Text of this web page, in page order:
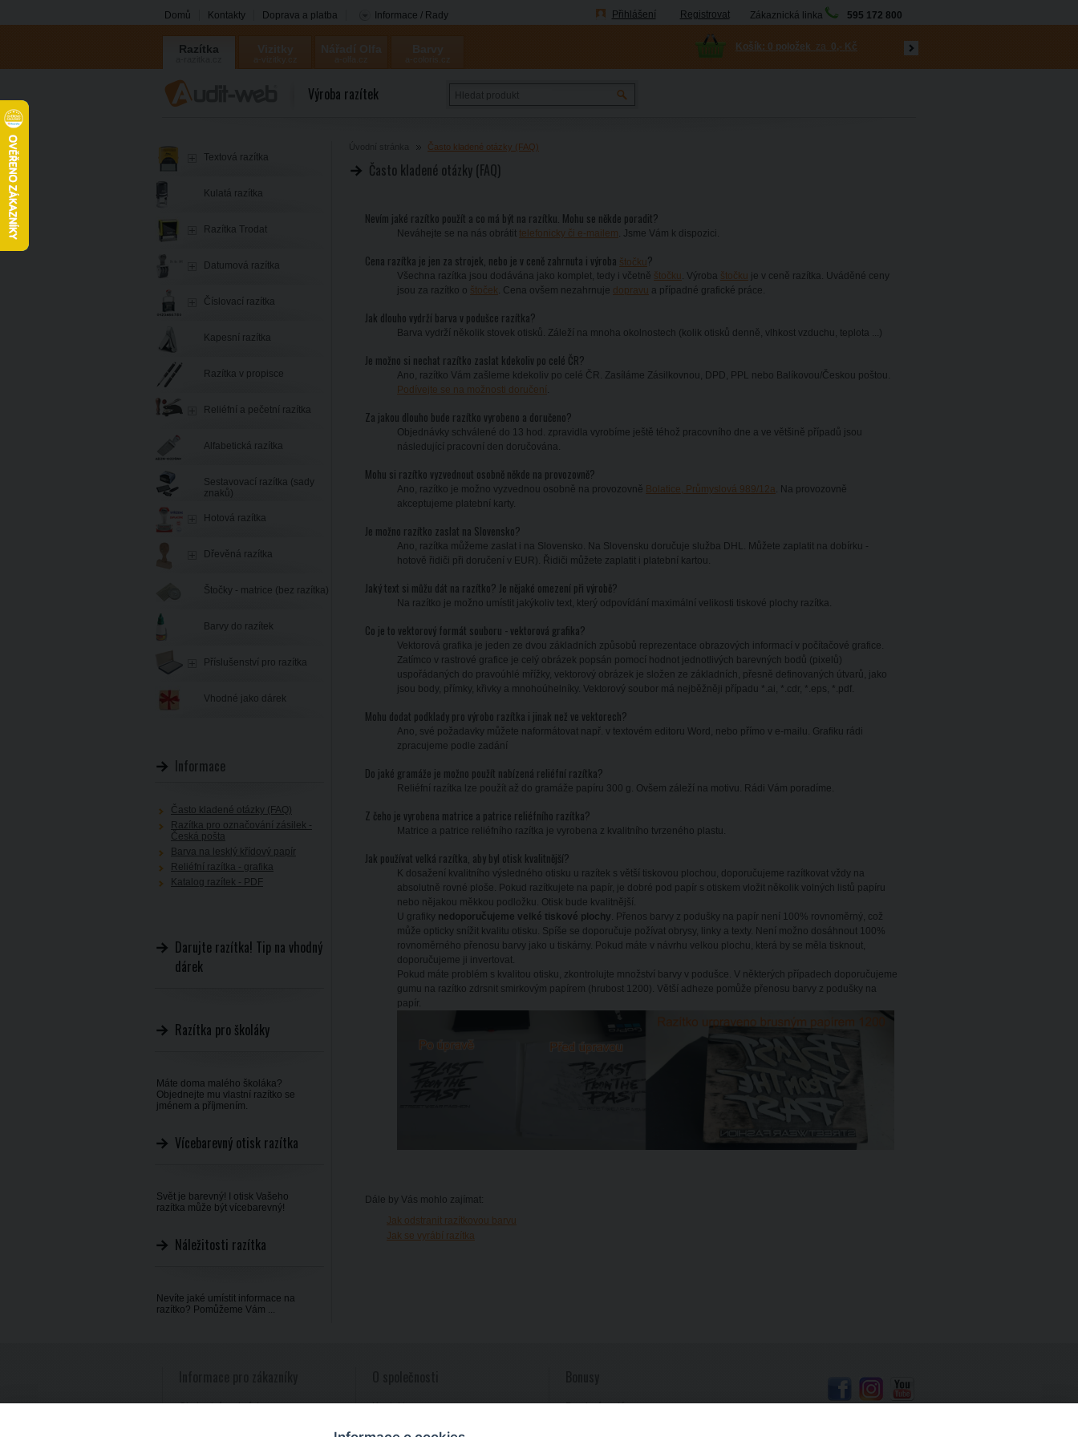
Domů Kontakty Doprava a platba Informace / Rady Přihlášení Registrovat Zákaznická linka 595 172 800
Razítka
Coloris
Košík: 0 položek za 0,- Kč
Výroba razítek
Často kladené otázky (FAQ)
Často kladené otázky (FAQ)
Nevím jaké razítko použít a co má být na razítku. Mohu se někde poradit?
Neváhejte se na nás obrátit telefonicky či e-mailem. Jsme Vám k dispozici.
Cena razítka je jen za strojek, nebo je v ceně zahrnuta i výroba štočku?
Všechna razítka jsou dodávána jako komplet, tedy i včetně štočku. Výroba štočku je v ceně razítka. Uváděné ceny
jsou za razítko o štoček. Cena ovšem nezahrnuje dopravu a případné grafické práce.
Jak dlouho vydrží barva v podušce razítka?
Barva vydrží několik stovek otisků. Záleží na mnoha okolnostech (kolik otisků denně, vlhkost vzduchu, teplota ...)
Je možno si nechat razítko zaslat kdekoliv po celé ČR?
Ano, razítko Vám zašleme kdekoliv po celé ČR. Zasíláme Zásilkovnou, DPD, PPL nebo Balíkovou/Českou poštou.
Podívejte se na možnosti doručení.
Za jakou dlouho bude razítko vyrobeno a doručeno?
Objednávky schválené do 13 hod. zpravidla vyrobíme ještě téhož pracovního dne a ve většině případů jsou
následující pracovní den doručována.
Mohu si razítko vyzvednout osobně někde na provozovně?
Ano, razítko je možno vyzvednou osobně na provozovně Bolatice, Průmyslová 989/12a. Na provozovně
akceptujeme platební karty.
Je možno razítko zaslat na Slovensko?
Ano, razítka můžeme zaslat i na Slovensko. Na Slovensku doručuje služba DHL. Můžete zaplatit na dobírku -
hotově řidiči při doručení v EUR). Řidiči můžete zaplatit i platební kartou.
Jaký text si můžu dát na razítko? Je nějaké omezení při výrobě?
Na razítko je možno umístit jakýkoliv text, který odpovídání maximální velikosti tiskové plochy razítka.
Co je to vektorový formát souboru - vektorová grafika?
Vektorová grafika je jeden ze dvou základních způsobů reprezentace obrazových informací v počítačové grafice.
Zatímco v rastrové grafice je celý obrázek popsán pomocí hodnot jednotlivých barevných bodů (pixelů)
uspořádaných do pravoúhlé mřížky, vektorový obrázek je složen ze základních, přesně definovaných útvarů, jako
jsou body, přímky, křivky a mnohoúhelníky. Vektorový soubor má nejběžněji případu *.ai, *.cdr, *.eps, *.pdf.
Mohu dodat podklady pro výrobo razítka i jinak než ve vektorech?
Ano, své požadavky můžete naformátovat např. v textovém editoru Word, nebo přímo v e-mailu. Grafiku rádi
zpracujeme podle zadání
Do jaké gramáže je možno použít nabízená reliéfní razítka?
Reliéfní razítka lze použít až do gramáže papíru 300 g. Ovšem záleží na motivu. Rádi Vám poradíme.
Z čeho je vyrobena matrice a patrice reliéfního razítka?
Matrice a patrice reliéfního razítka je vyrobena z kvalitního tvrzeného plastu.
Jak používat velká razítka, aby byl otisk kvalitnější?
K dosažení kvalitního výsledného otisku u razítek s větší tiskovou plochou, doporučujeme razítkovat vždy na
absolutně rovné ploše. Pokud razítkujete na papír, je dobré pod papír s otiskem vložit několik volných listů papíru
nebo nějakou měkkou podložku. Otisk bude kvalitnější.
U grafiky nedoporučujeme velké tiskové plochy. Přenos barvy z podušky na papír není 100% rovnoměrný, což
může opticky snížit kvalitu otisku. Spíše se doporučuje požívat obrysy, linky a texty. Není možno dosáhnout 100%
rovnoměrného přenosu barvy jako u tiskárny. Pokud máte v návrhu velkou plochu, která by se měla tisknout,
doporučujeme ji invertovat.
Pokud máte problém s kvalitou otisku, zkontrolujte množství barvy v podušce. V některých případech doporučujeme
gumu na razítko zdrsnit smirkovým papírem (hrubost 1200). Větší adheze pomůže přenosu barvy z podušky na
papír.
Dále by Vás mohlo zajímat:
Jak odstranit razítkovou barvu
Jak se vyrábí razítka
Textová razítka
Kulatá razítka
Razítka Trodat
Datumová razítka
Číslovací razítka
Kapesní razítka
Razítka v propisce
Reliéfní a pečetní razítka
Alfabetická razítka
Sestavovací razítka (sady
znaků)
Hotová razítka
Dřevěná razítka
Štočky - matrice (bez razítka)
Barvy do razítek
Příslušenství pro razítka
Vhodné jako dárek
Informace
Často kladené otázky (FAQ)
Razítka pro označování zásilek -
Česká pošta
Barva na lesklý křídový papír
Reliéfní razítka - grafika
Katalog razítek - PDF
Darujte razítka! Tip na vhodný
dárek
Razítka pro školáky
Máte doma malého školáka?
Objednejte mu vlastní razítko se
jménem a příjmením.
Vícebarevný otisk razítka
Svět je barevný! I otisk Vašeho
razítka může být vícebarevný!
Náležitosti razítka
Nevíte jaké umístit informace na
razítko? Pomůžeme Vám ...
Obchodní podmínky
Kontakty
Provizní systém